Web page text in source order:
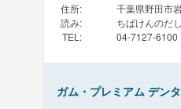
住所:
千葉県野田市
読み:
ちばけんのだ
TEL : 04-7127-6100
ガム・プレミアム デン